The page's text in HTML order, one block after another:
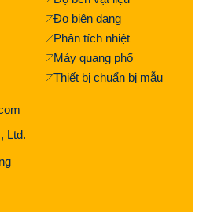
Ltd.
Đo biên dạng
Phân tích nhiệt
Máy quang phổ
Thiết bị chuẩn bị mẫu